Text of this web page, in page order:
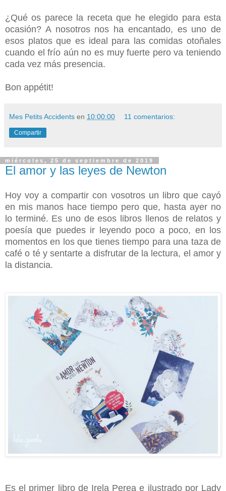
¿Qué os parece la receta que he elegido para esta
ocasión? A nosotros nos ha encantado, es uno de
esos platos que es ideal para las comidas otoñales
cuando el frío aún no es muy fuerte pero va teniendo
cada vez más presencia.
Bon appétit!
Mes Petits Accidents en 10:00:00 11 comentarios:
Compartir
miércoles, 25 de septiembre de 2019
El amor y las leyes de Newton
Hoy voy a compartir con vosotros un libro que cayó
en mis manos hace tiempo pero que, hasta ayer no
lo terminé. Es uno de esos libros llenos de relatos y
poesía que puedes ir leyendo poco a poco, en los
momentos en los que tienes tiempo para una taza de
café o té y sentarte a disfrutar de la lectura, el amor y
la distancia.
Es el primer libro de Irela Perea e ilustrado por Lady